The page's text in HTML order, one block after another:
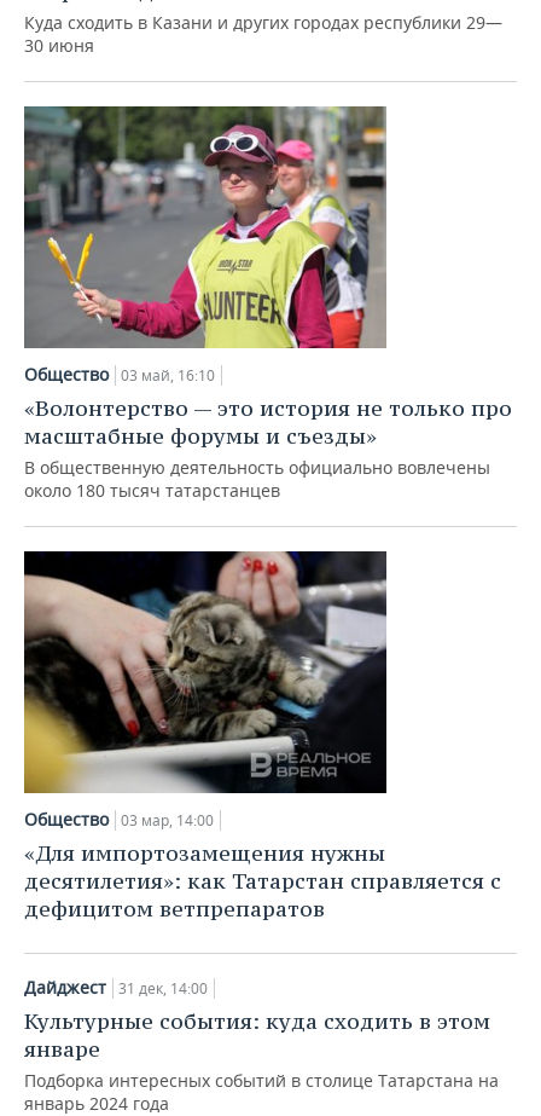
Куда сходить в Казани и других городах республики 29—
30 июня
Общество 03 май, 16:10
«Волонтерство — это история не только про
масштабные форумы и съезды»
В общественную деятельность официально вовлечены
около 180 тысяч татарстанцев
Общество 03 мар, 14:00
«Для импортозамещения нужны
десятилетия»: как Татарстан справляется с
дефицитом ветпрепаратов
Дайджест 31 дек, 14:00
Культурные события: куда сходить в этом
январе
Подборка интересных событий в столице Татарстана на
январь 2024 года